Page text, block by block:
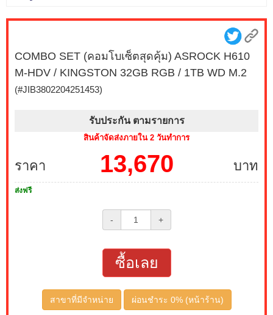
COMBO SET (คอมโบเซ็ตสุดคุ้ม) ASROCK H610
M-HDV / KINGSTON 32GB RGB / 1TB WD M.2
(#JIB3802204251453)
รับประกัน ตามรายการ
สินค้าจัดส่งภายใน 2 วันทำการ
ราคา บาท
13,670
ส่งฟรี
- +
ซื้อเลย
สาขาที่มีจำหน่าย ผ่อนชำระ 0% (หน้าร้าน)